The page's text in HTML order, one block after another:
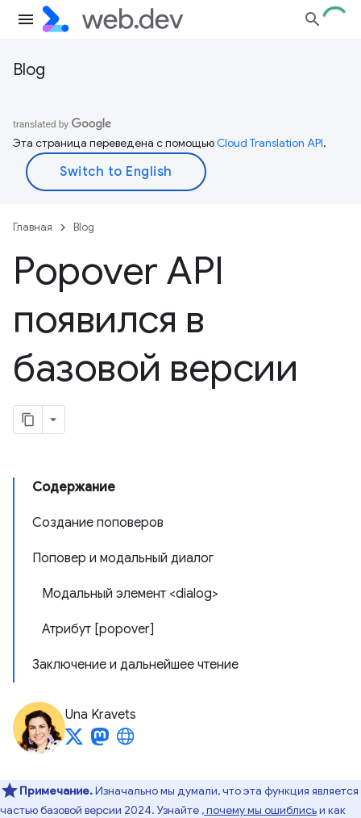
Blog
Эта страница переведена с помощьюCloud Translation API.
Главная Blog
Popover API
появился в
базовой версии
Содержание
Создание поповеров
Поповер и модальный диалог
Модальный элемент <dialog>
Атрибут [popover]
Заключение и дальнейшее чтение
Una Kravets
Примечание.Изначально мы думали, что эта функция является
частью базовой версии 2024. Узнайте , почему мы ошиблисьи как